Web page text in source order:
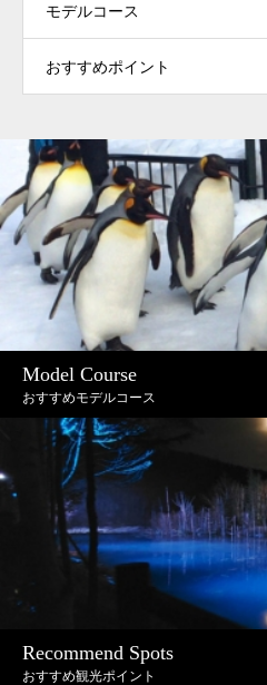
モデルコース
おすすめポイント
Model Course
おすすめモデルコース
Recommend Spots
おすすめ観光ポイント